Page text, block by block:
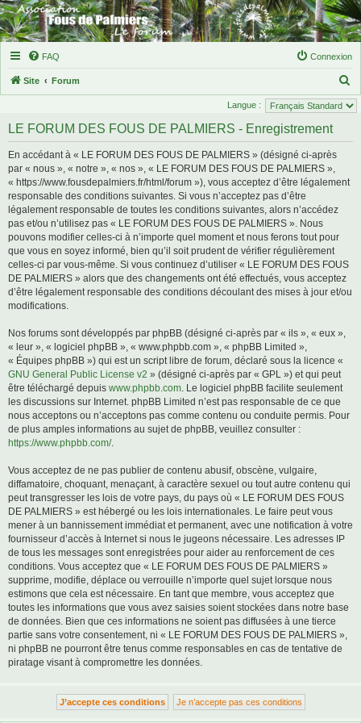
FAQ Connexion
Site Forum
e
Langue :
LE FORUM DES FOUS DE PALMIERS - Enregistrement
En accédant à « LE FORUM DES FOUS DE PALMIERS » (désigné ci-après
par « nous », « notre », « nos », « LE FORUM DES FOUS DE PALMIERS »,
« https://www.fousdepalmiers.fr/html/forum »), vous acceptez d’être légalement
responsable des conditions suivantes. Si vous n’acceptez pas d’être
légalement responsable de toutes les conditions suivantes, alors n’accédez
pas et/ou n’utilisez pas « LE FORUM DES FOUS DE PALMIERS ». Nous
pouvons modifier celles-ci à n’importe quel moment et nous ferons tout pour
que vous en soyez informé, bien qu’il soit prudent de vérifier régulièrement
celles-ci par vous-même. Si vous continuez d’utiliser « LE FORUM DES FOUS
DE PALMIERS » alors que des changements ont été effectués, vous acceptez
d’être légalement responsable des conditions découlant des mises à jour et/ou
modifications.
Nos forums sont développés par phpBB (désigné ci-après par « ils », « eux »,
« leur », « logiciel phpBB », « www.phpbb.com », « phpBB Limited »,
« Équipes phpBB ») qui est un script libre de forum, déclaré sous la licence «
GNU General Public License v2 » (désigné ci-après par « GPL ») et qui peut
être téléchargé depuis www.phpbb.com. Le logiciel phpBB facilite seulement
les discussions sur Internet. phpBB Limited n’est pas responsable de ce que
nous acceptons ou n’acceptons pas comme contenu ou conduite permis. Pour
de plus amples informations au sujet de phpBB, veuillez consulter :
https://www.phpbb.com/.
Vous acceptez de ne pas publier de contenu abusif, obscène, vulgaire,
diffamatoire, choquant, menaçant, à caractère sexuel ou tout autre contenu qui
peut transgresser les lois de votre pays, du pays où « LE FORUM DES FOUS
DE PALMIERS » est hébergé ou les lois internationales. Le faire peut vous
mener à un bannissement immédiat et permanent, avec une notification à votre
fournisseur d’accès à Internet si nous le jugeons nécessaire. Les adresses IP
de tous les messages sont enregistrées pour aider au renforcement de ces
conditions. Vous acceptez que « LE FORUM DES FOUS DE PALMIERS »
supprime, modifie, déplace ou verrouille n’importe quel sujet lorsque nous
estimons que cela est nécessaire. En tant que membre, vous acceptez que
toutes les informations que vous avez saisies soient stockées dans notre base
de données. Bien que ces informations ne soient pas diffusées à une tierce
partie sans votre consentement, ni « LE FORUM DES FOUS DE PALMIERS »,
ni phpBB ne pourront être tenus comme responsables en cas de tentative de
piratage visant à compromettre les données.